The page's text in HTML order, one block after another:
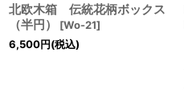
北欧木箱 伝統花柄ボックス
（半円）
[Wo-21]
6,500円(税込)